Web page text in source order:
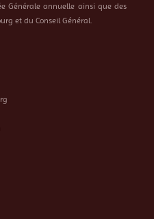
Générale annuelle ainsi que des
et du Conseil Général.